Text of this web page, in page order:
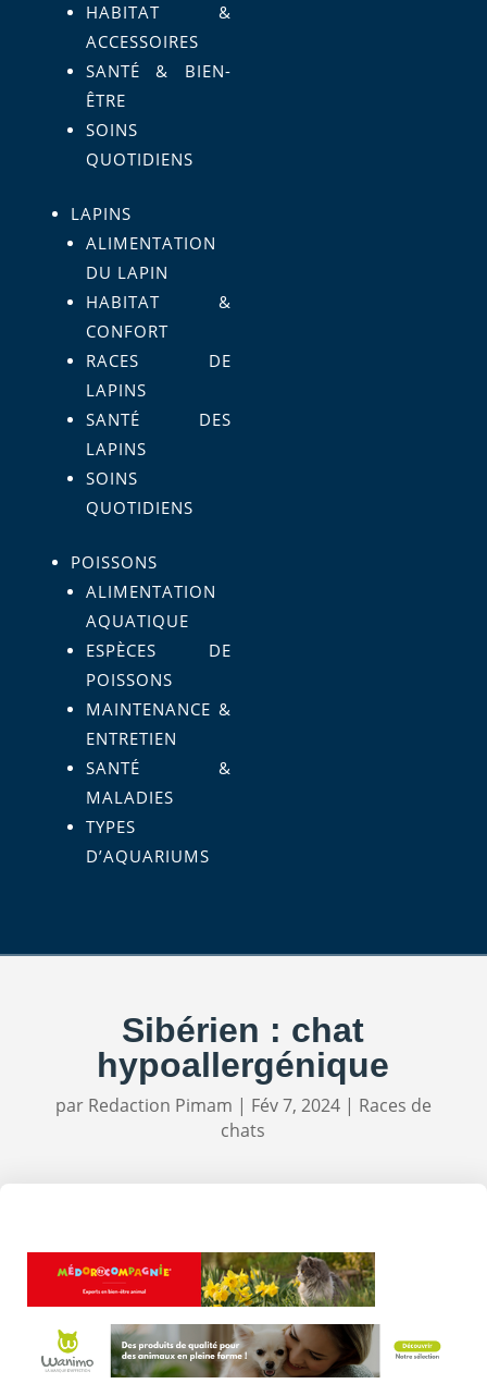
HABITAT &
ACCESSOIRES
SANTÉ & BIEN-
ÊTRE
SOINS
QUOTIDIENS
LAPINS
ALIMENTATION
DU LAPIN
HABITAT &
CONFORT
RACES DE
LAPINS
SANTÉ DES
LAPINS
SOINS
QUOTIDIENS
POISSONS
ALIMENTATION
AQUATIQUE
ESPÈCES DE
POISSONS
MAINTENANCE &
ENTRETIEN
SANTÉ &
MALADIES
TYPES
D’AQUARIUMS
Sibérien : chat
hypoallergénique
par Redaction Pimam | Fév 7, 2024| Races de
chats